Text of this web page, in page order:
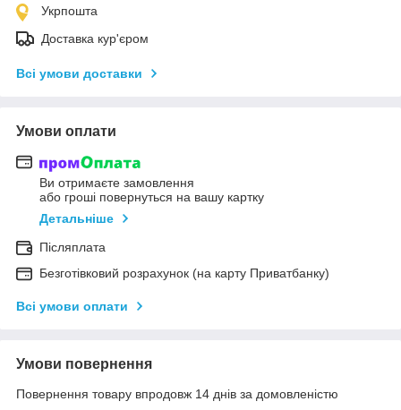
Укрпошта
Доставка кур'єром
Всі умови доставки
Умови оплати
Ви отримаєте замовлення
або гроші повернуться на вашу картку
Детальніше
Післяплата
Безготівковий розрахунок (на карту Приватбанку)
Всі умови оплати
Умови повернення
Повернення товару впродовж 14 днів за домовленістю